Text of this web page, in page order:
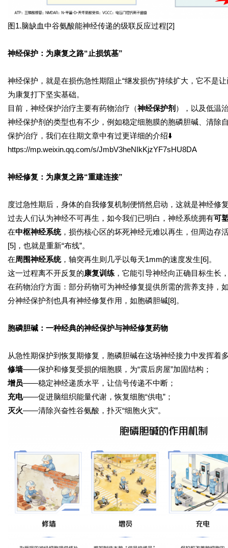
图1.脑缺血中谷氨酸能神经传递的级联反应过程[2]
神经保护：为康复之路“止损筑基”
神经保护，就是在损伤急性期阻止“继发损伤”持续扩大，它不是
为康复打下坚实基础。
目前，神经保护治疗主要有药物治疗（神经保护剂 ），以及低温
神经保护剂的类型也有不少，例如稳定细胞膜的胞磷胆碱、清除
保护治疗，我们在往期文章中有过更详细的介绍⬇️
https://mp.weixin.qq.com/s/JmbV3heNIkKjzYF7sHU8DA
神经修复：为康复之路“重建连接”
度过急性期后，身体的自我修复机制便悄然启动，这就是神经修
过去人们认为神经不可再生，如今我们已明白，神经系统拥有可
在中枢神经系统，损伤核心区的坏死神经元难以再生，但周边存
[5]，也就是重新“布线”。
在周围神经系统，轴突再生则几乎以每天1mm的速度发生[6]。
这一过程离不开反复的康复训练 ，它能引导神经向正确目标生长
在药物治疗方面：部分药物可为神经修复提供所需的营养支持，
分神经保护剂也具有神经修复作用，如胞磷胆碱[8]。
胞磷胆碱：一种经典的神经保护与神经修复药物
从急性期保护到恢复期修复，胞磷胆碱在这场神经接力中发挥着
修墙——保护和修复受损的细胞膜，为“震后房屋”加固结构；
增员——稳定神经递质水平，让信号传递不中断；
充电——促进脑组织能量代谢，恢复细胞“供电”；
灭火——清除兴奋性谷氨酸，扑灭“细胞火灾”。